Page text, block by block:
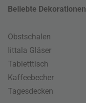
Beliebte Dekorationen
Obstschalen
Iittala Gläser
Tabletttisch
Kaffeebecher
Tagesdecken